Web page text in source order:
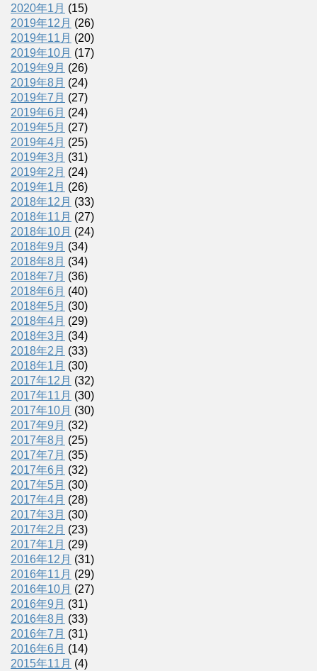
2020年1月 (15)
2019年12月 (26)
2019年11月 (20)
2019年10月 (17)
2019年9月 (26)
2019年8月 (24)
2019年7月 (27)
2019年6月 (24)
2019年5月 (27)
2019年4月 (25)
2019年3月 (31)
2019年2月 (24)
2019年1月 (26)
2018年12月 (33)
2018年11月 (27)
2018年10月 (24)
2018年9月 (34)
2018年8月 (34)
2018年7月 (36)
2018年6月 (40)
2018年5月 (30)
2018年4月 (29)
2018年3月 (34)
2018年2月 (33)
2018年1月 (30)
2017年12月 (32)
2017年11月 (30)
2017年10月 (30)
2017年9月 (32)
2017年8月 (25)
2017年7月 (35)
2017年6月 (32)
2017年5月 (30)
2017年4月 (28)
2017年3月 (30)
2017年2月 (23)
2017年1月 (29)
2016年12月 (31)
2016年11月 (29)
2016年10月 (27)
2016年9月 (31)
2016年8月 (33)
2016年7月 (31)
2016年6月 (14)
2015年11月 (4)